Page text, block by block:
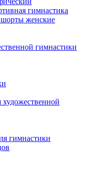
гимнастика
женские
гимнастики
гимнастики